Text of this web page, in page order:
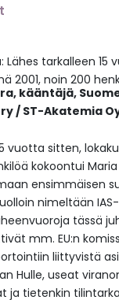
Lähes tarkalleen 15
2001, noin 200
kääntäjä,
/ ST-Akatemia
vuotta sitten,
kokoontui
ensimmäisen
nimeltään
tässä
mm. EU:n
liittyvistä
Hulle, useat
ja tietenkin